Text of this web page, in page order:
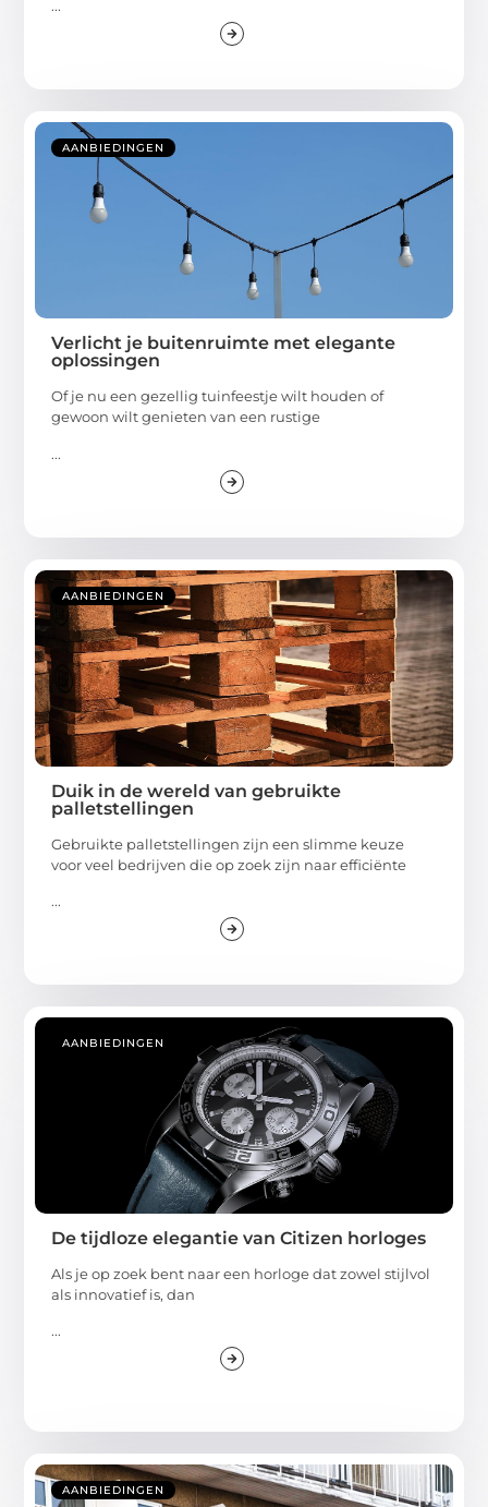
...
AANBIEDINGEN
Verlicht je buitenruimte met elegante
oplossingen
Of je nu een gezellig tuinfeestje wilt houden of
gewoon wilt genieten van een rustige
...
AANBIEDINGEN
Duik in de wereld van gebruikte
palletstellingen
Gebruikte palletstellingen zijn een slimme keuze
voor veel bedrijven die op zoek zijn naar efficiënte
...
AANBIEDINGEN
De tijdloze elegantie van Citizen horloges
Als je op zoek bent naar een horloge dat zowel stijlvol
als innovatief is, dan
...
AANBIEDINGEN